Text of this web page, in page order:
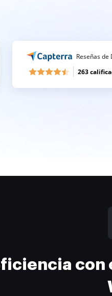
Reseñas de
263
con